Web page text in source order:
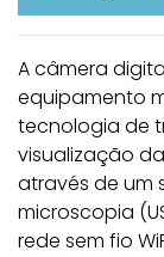
A câmera
equipamento
tecnologia de
visualização
através de um
microscopia
rede sem fio